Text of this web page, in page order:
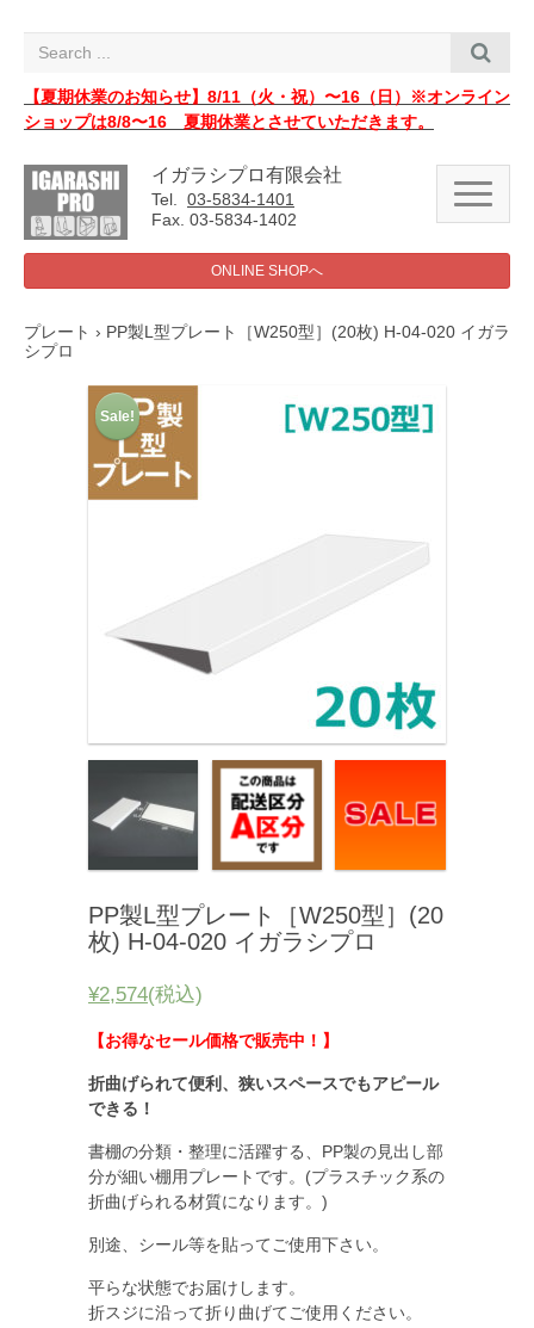
i
【夏期休業のお知らせ】8/11（火・祝）〜16（日）※オンライン
ショップは8/8〜16 夏期休業とさせていただきます。
イガラシプロ有限会社
Tel. 03-5834-1401
Fax. 03-5834-1402
N
a
v
i
o
ONLINE SHOPへ
プレート › PP製L型プレート［W250型］(20枚) H-04-020 イガラ
シプロ
Sale!
PP製L型プレート［W250型］(20
枚) H-04-020 イガラシプロ
¥2,574(税込)
【お得なセール価格で販売中！】
折曲げられて便利、狭いスペースでもアピール
できる！
書棚の分類・整理に活躍する、PP製の見出し部
分が細い棚用プレートです。(プラスチック系の
折曲げられる材質になります。)
別途、シール等を貼ってご使用下さい。
平らな状態でお届けします。
折スジに沿って折り曲げてご使用ください。